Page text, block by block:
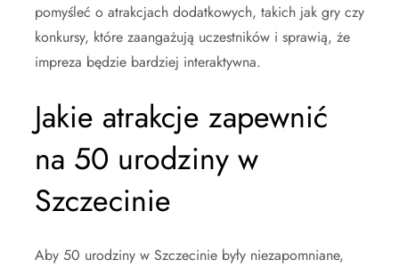
pomyśleć o atrakcjach dodatkowych, takich jak gry czy
konkursy, które zaangażują uczestników i sprawią, że
impreza będzie bardziej interaktywna.
Jakie atrakcje zapewnić
na 50 urodziny w
Szczecinie
Aby 50 urodziny w Szczecinie były niezapomniane,